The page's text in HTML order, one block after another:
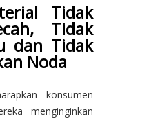
Tidak
Tidak
dan Tidak
Noda
konsumen
menginginkan